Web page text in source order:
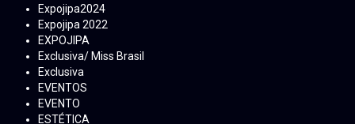
Expojipa2024
Expojipa 2022
EXPOJIPA
Exclusiva/ Miss Brasil
Exclusiva
EVENTOS
EVENTO
ESTÉTICA